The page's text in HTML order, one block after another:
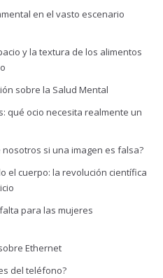
en el vasto escenario
y la textura de los alimentos
sobre la Salud Mental
qué ocio necesita realmente un
si una imagen es falsa?
el cuerpo: la revolución científica
para las mujeres
Ethernet
del teléfono?